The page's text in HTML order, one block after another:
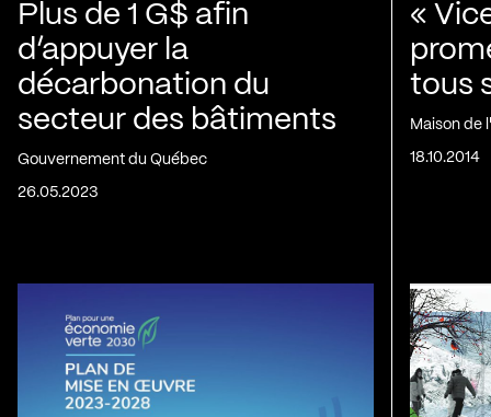
Plus de 1 G$ afin
d’appuyer la
décarbonation du
secteur des bâtiments
Gouvernement du Québec
26.05.2023
«
tous
Maison de
18.10.2014